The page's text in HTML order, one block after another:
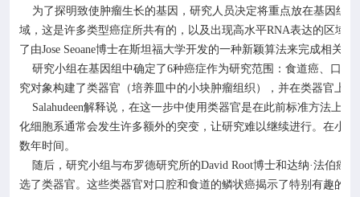
为了探明致使肿瘤生长的基因，研究人员决定将重点放在基因组
域，这是许多类型癌症所共有的，以及出现高水平RNA表达的区域
了由Jose Seoane博士在斯坦福大学开发的一种新颖算法来完成相关工
研究小组在基因组中确定了6种癌症作为研究范围：食道癌、口腔
究对象构建了类器官（培养皿中的小块肿瘤组织），并在类器官上
Salahudeen解释说，在这一步中使用类器官是在此前标准方法上
化细胞系通常会发生许多额外的突变，让研究难以继续进行。在小
数年时间。
随后，研究小组与布罗德研究所的David Root博士和达纳·法伯癌
选了类器官。这些类器官对口腔和食道的鳞状癌揭示了特别有趣的